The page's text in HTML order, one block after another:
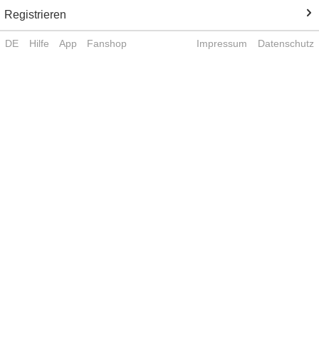
Registrieren
DE Hilfe App Fanshop Impressum Datenschutz